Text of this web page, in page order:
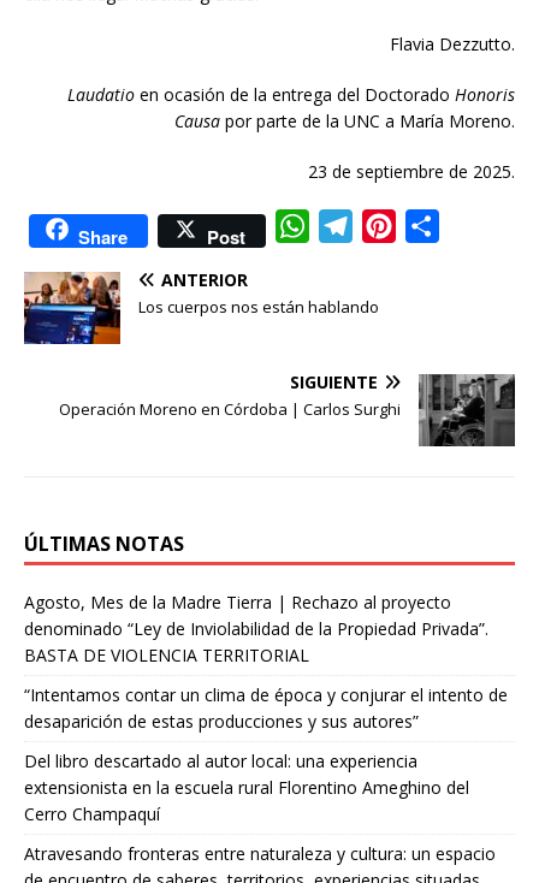
Flavia Dezzutto.
Laudatio en ocasión de la entrega del Doctorado Honoris
Causa por parte de la UNC a María Moreno.
23 de septiembre de 2025.
Share Post
W
A
r
r
r
t
ANTERIOR
Los cuerpos nos están hablando
SIGUIENTE
Operación Moreno en Córdoba | Carlos Surghi
ÚLTIMAS NOTAS
Agosto, Mes de la Madre Tierra | Rechazo al proyecto
denominado “Ley de Inviolabilidad de la Propiedad Privada”.
BASTA DE VIOLENCIA TERRITORIAL
“Intentamos contar un clima de época y conjurar el intento de
desaparición de estas producciones y sus autores”
Del libro descartado al autor local: una experiencia
extensionista en la escuela rural Florentino Ameghino del
Cerro Champaquí
Atravesando fronteras entre naturaleza y cultura: un espacio